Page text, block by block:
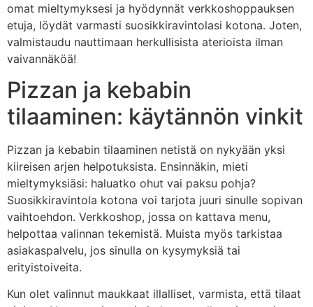
omat mieltymyksesi ja hyödynnät verkkoshoppauksen
etuja, löydät varmasti suosikkiravintolasi kotona. Joten,
valmistaudu nauttimaan herkullisista aterioista ilman
vaivannäköä!
Pizzan ja kebabin
tilaaminen: käytännön vinkit
Pizzan ja kebabin tilaaminen netistä on nykyään yksi
kiireisen arjen helpotuksista. Ensinnäkin, mieti
mieltymyksiäsi: haluatko ohut vai paksu pohja?
Suosikkiravintola kotona voi tarjota juuri sinulle sopivan
vaihtoehdon. Verkkoshop, jossa on kattava menu,
helpottaa valinnan tekemistä. Muista myös tarkistaa
asiakaspalvelu, jos sinulla on kysymyksiä tai
erityistoiveita.
Kun olet valinnut maukkaat illalliset, varmista, että tilaat